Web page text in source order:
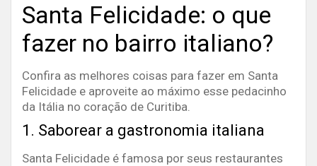
Santa Felicidade: o que
fazer no bairro italiano?
Confira as melhores coisas para fazer em Santa
Felicidade e aproveite ao máximo esse pedacinho
da Itália no coração de Curitiba.
1. Saborear a gastronomia italiana
Santa Felicidade é famosa por seus restaurantes